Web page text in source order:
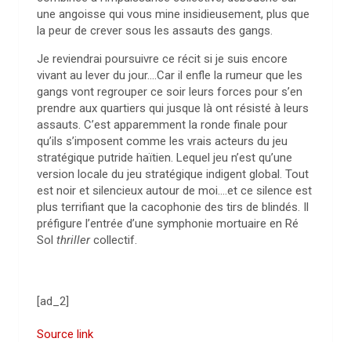
une angoisse qui vous mine insidieusement, plus que
la peur de crever sous les assauts des gangs.
Je reviendrai poursuivre ce récit si je suis encore
vivant au lever du jour….Car il enfle la rumeur que les
gangs vont regrouper ce soir leurs forces pour s’en
prendre aux quartiers qui jusque là ont résisté à leurs
assauts. C’est apparemment la ronde finale pour
qu’ils s’imposent comme les vrais acteurs du jeu
stratégique putride haïtien. Lequel jeu n’est qu’une
version locale du jeu stratégique indigent global. Tout
est noir et silencieux autour de moi….et ce silence est
plus terrifiant que la cacophonie des tirs de blindés. Il
préfigure l’entrée d’une symphonie mortuaire en Ré
Sol thrillercollectif.
[ad_2]
Source link